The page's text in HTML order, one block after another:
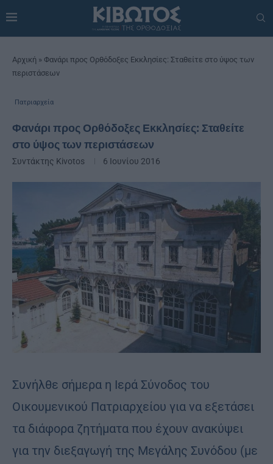
Αρχική » Φανάρι προς Ορθόδοξες Εκκλησίες: Σταθείτε στο ύψος των
περιστάσεων
Πατριαρχεία
Φανάρι προς Ορθόδοξες Εκκλησίες: Σταθείτε
στο ύψος των περιστάσεων
Συντάκτης Kivotos 6 Ιουνίου 2016
Συνήλθε σήμερα η Ιερά Σύνοδος του
Οικουμενικού Πατριαρχείου για να εξετάσει
τα διάφορα ζητήματα που έχουν ανακύψει
για την διεξαγωγή της Μεγάλης Συνόδου (με